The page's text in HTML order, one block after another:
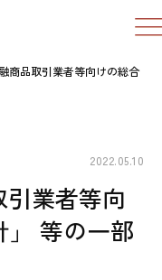
商品取引業者等向けの総合
2022.05.10
業者等向
」 等の一部